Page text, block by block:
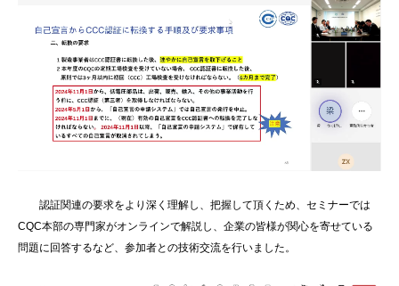
認証関連の要求をより深く理解し、把握して頂くため、セミナーでは
CQC本部の専門家がオンラインで解説し、企業の皆様が関心を寄せている
問題に回答するなど、参加者との技術交流を行いました。